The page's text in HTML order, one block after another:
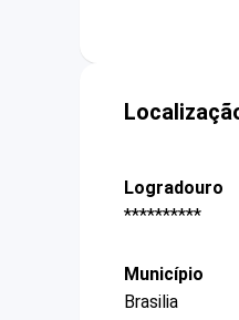
Logradouro
**********
Município
Brasilia